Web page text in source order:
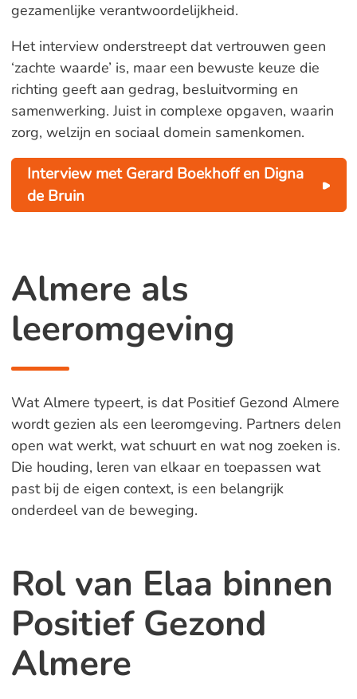
gezamenlijke verantwoordelijkheid.
Het interview onderstreept dat vertrouwen geen
‘zachte waarde’ is, maar een bewuste keuze die
richting geeft aan gedrag, besluitvorming en
samenwerking. Juist in complexe opgaven, waarin
zorg, welzijn en sociaal domein samenkomen.
Interview met Gerard Boekhoff en Digna
de Bruin
Almere als
leeromgeving
Wat Almere typeert, is dat Positief Gezond Almere
wordt gezien als een leeromgeving. Partners delen
open wat werkt, wat schuurt en wat nog zoeken is.
Die houding, leren van elkaar en toepassen wat
past bij de eigen context, is een belangrijk
onderdeel van de beweging.
Rol van Elaa binnen
Positief Gezond
Almere